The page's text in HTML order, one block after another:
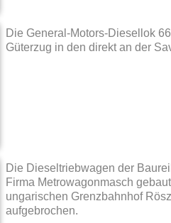
Die General-Motors-Diesellok
Güterzug in den direkt an der
Die Dieseltriebwagen der
Firma Metrowagonmasch
ungarischen Grenzbahnhof
aufgebrochen.